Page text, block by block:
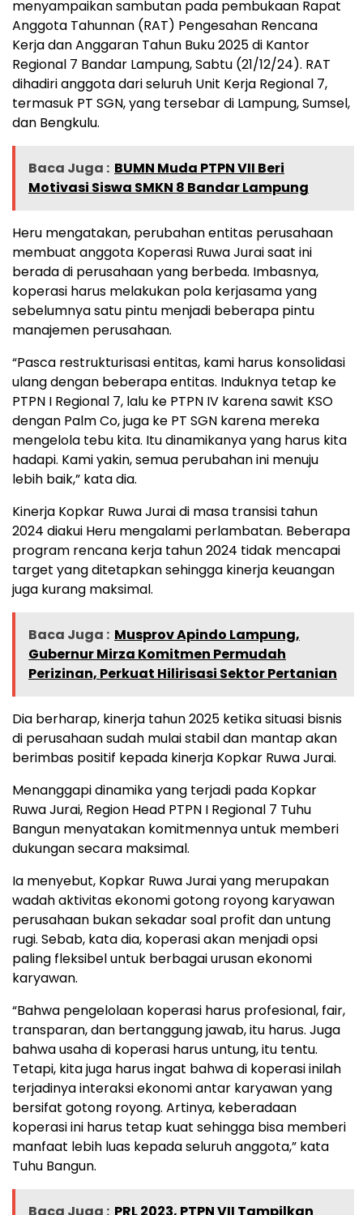
menyampaikan sambutan pada pembukaan Rapat
Anggota Tahunnan (RAT) Pengesahan Rencana
Kerja dan Anggaran Tahun Buku 2025 di Kantor
Regional 7 Bandar Lampung, Sabtu (21/12/24). RAT
dihadiri anggota dari seluruh Unit Kerja Regional 7,
termasuk PT SGN, yang tersebar di Lampung, Sumsel,
dan Bengkulu.
Baca Juga : BUMN Muda PTPN VII Beri
Motivasi Siswa SMKN 8 Bandar Lampung
Heru mengatakan, perubahan entitas perusahaan
membuat anggota Koperasi Ruwa Jurai saat ini
berada di perusahaan yang berbeda. Imbasnya,
koperasi harus melakukan pola kerjasama yang
sebelumnya satu pintu menjadi beberapa pintu
manajemen perusahaan.
“Pasca restrukturisasi entitas, kami harus konsolidasi
ulang dengan beberapa entitas. Induknya tetap ke
PTPN I Regional 7, lalu ke PTPN IV karena sawit KSO
dengan Palm Co, juga ke PT SGN karena mereka
mengelola tebu kita. Itu dinamikanya yang harus kita
hadapi. Kami yakin, semua perubahan ini menuju
lebih baik,” kata dia.
Kinerja Kopkar Ruwa Jurai di masa transisi tahun
2024 diakui Heru mengalami perlambatan. Beberapa
program rencana kerja tahun 2024 tidak mencapai
target yang ditetapkan sehingga kinerja keuangan
juga kurang maksimal.
Baca Juga : Musprov Apindo Lampung,
Gubernur Mirza Komitmen Permudah
Perizinan, Perkuat Hilirisasi Sektor Pertanian
Dia berharap, kinerja tahun 2025 ketika situasi bisnis
di perusahaan sudah mulai stabil dan mantap akan
berimbas positif kepada kinerja Kopkar Ruwa Jurai.
Menanggapi dinamika yang terjadi pada Kopkar
Ruwa Jurai, Region Head PTPN I Regional 7 Tuhu
Bangun menyatakan komitmennya untuk memberi
dukungan secara maksimal.
Ia menyebut, Kopkar Ruwa Jurai yang merupakan
wadah aktivitas ekonomi gotong royong karyawan
perusahaan bukan sekadar soal profit dan untung
rugi. Sebab, kata dia, koperasi akan menjadi opsi
paling fleksibel untuk berbagai urusan ekonomi
karyawan.
“Bahwa pengelolaan koperasi harus profesional, fair,
transparan, dan bertanggung jawab, itu harus. Juga
bahwa usaha di koperasi harus untung, itu tentu.
Tetapi, kita juga harus ingat bahwa di koperasi inilah
terjadinya interaksi ekonomi antar karyawan yang
bersifat gotong royong. Artinya, keberadaan
koperasi ini harus tetap kuat sehingga bisa memberi
manfaat lebih luas kepada seluruh anggota,” kata
Tuhu Bangun.